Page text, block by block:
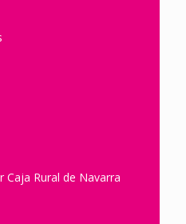
Rural de Navarra